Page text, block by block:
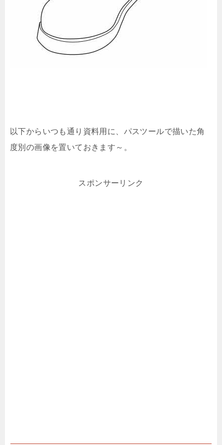
以下からいつも通り資料用に、パスツールで描いた角
度別の画像を置いておきます～。
スポンサーリンク